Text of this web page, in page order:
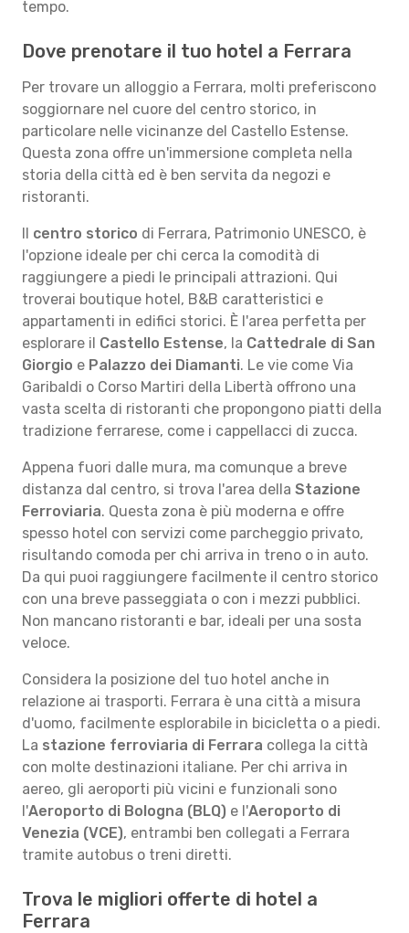
tempo.
Dove prenotare il tuo hotel a Ferrara
Per trovare un alloggio a Ferrara, molti preferiscono
soggiornare nel cuore del centro storico, in
particolare nelle vicinanze del Castello Estense.
Questa zona offre un'immersione completa nella
storia della città ed è ben servita da negozi e
ristoranti.
Il centro storico di Ferrara, Patrimonio UNESCO, è
l'opzione ideale per chi cerca la comodità di
raggiungere a piedi le principali attrazioni. Qui
troverai boutique hotel, B&B caratteristici e
appartamenti in edifici storici. È l'area perfetta per
esplorare il Castello Estense, la Cattedrale di San
Giorgio e Palazzo dei Diamanti. Le vie come Via
Garibaldi o Corso Martiri della Libertà offrono una
vasta scelta di ristoranti che propongono piatti della
tradizione ferrarese, come i cappellacci di zucca.
Appena fuori dalle mura, ma comunque a breve
distanza dal centro, si trova l'area della Stazione
Ferroviaria. Questa zona è più moderna e offre
spesso hotel con servizi come parcheggio privato,
risultando comoda per chi arriva in treno o in auto.
Da qui puoi raggiungere facilmente il centro storico
con una breve passeggiata o con i mezzi pubblici.
Non mancano ristoranti e bar, ideali per una sosta
veloce.
Considera la posizione del tuo hotel anche in
relazione ai trasporti. Ferrara è una città a misura
d'uomo, facilmente esplorabile in bicicletta o a piedi.
La stazione ferroviaria di Ferrara collega la città
con molte destinazioni italiane. Per chi arriva in
aereo, gli aeroporti più vicini e funzionali sono
l'Aeroporto di Bologna (BLQ) e l'Aeroporto di
Venezia (VCE), entrambi ben collegati a Ferrara
tramite autobus o treni diretti.
Trova le migliori offerte di hotel a
Ferrara